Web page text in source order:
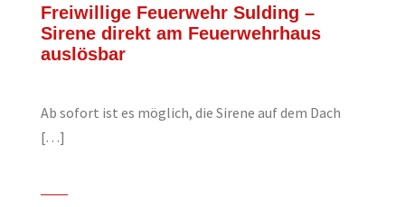
Freiwillige Feuerwehr Sulding –
Sirene direkt am Feuerwehrhaus
auslösbar
Ab sofort ist es möglich, die Sirene auf dem Dach
[…]